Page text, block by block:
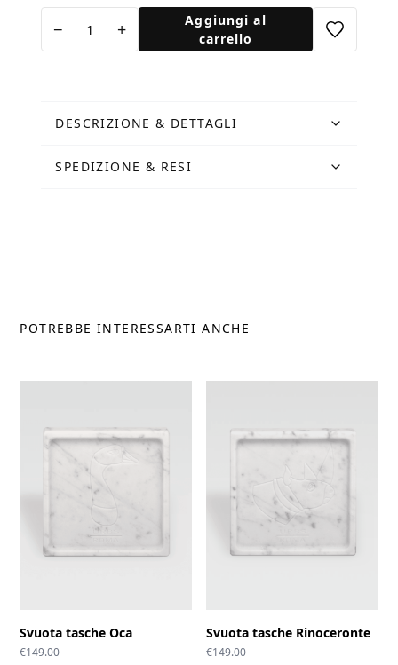
− +
Aggiungi al
carrello
DESCRIZIONE & DETTAGLI
SPEDIZIONE & RESI
POTREBBE INTERESSARTI ANCHE
Svuota tasche Oca
€149.00
Svuota tasche Rinoceronte
€149.00